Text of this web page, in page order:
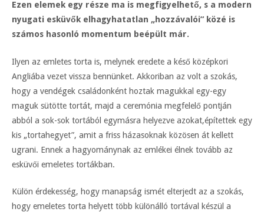
Ezen elemek egy része ma is megfigyelhető, s a modern
nyugati esküvők elhagyhatatlan „hozzávalói” közé is
számos hasonló momentum beépült már.
Ilyen az emletes torta is, melynek eredete a késő középkori
Angliába vezet vissza bennünket. Akkoriban az volt a szokás,
hogy a vendégek családonként hoztak magukkal egy-egy
maguk sütötte tortát, majd a ceremónia megfelelő pontján
abból a sok-sok tortából egymásra helyezve azokat,építettek egy
kis „tortahegyet”, amit a friss házasoknak közösen át kellett
ugrani. Ennek a hagyománynak az emlékei élnek tovább az
esküvői emeletes tortákban.
Külön érdekesség, hogy manapság ismét elterjedt az a szokás,
hogy emeletes torta helyett több különálló tortával készül a